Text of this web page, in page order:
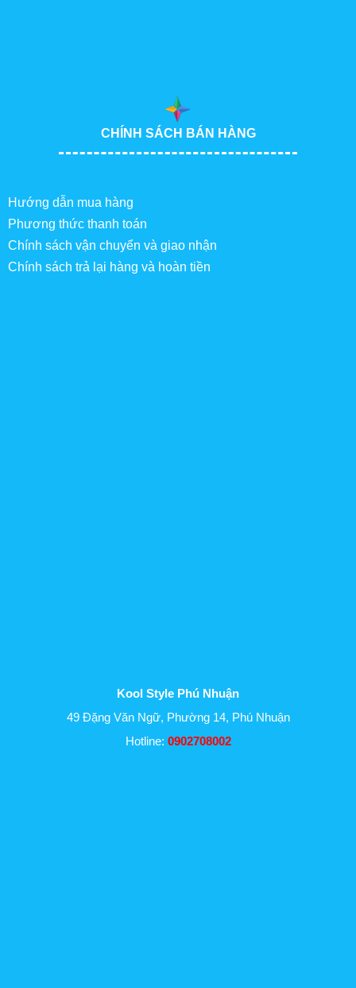
CHÍNH SÁCH BÁN HÀNG
Hướng dẫn mua hàng
Phương thức thanh toán
Chính sách vận chuyển và giao nhận
Chính sách trả lại hàng và hoàn tiền
Kool Style Phú Nhuận
49 Đặng Văn Ngữ, Phường 14, Phú Nhuận
Hotline: 0902708002